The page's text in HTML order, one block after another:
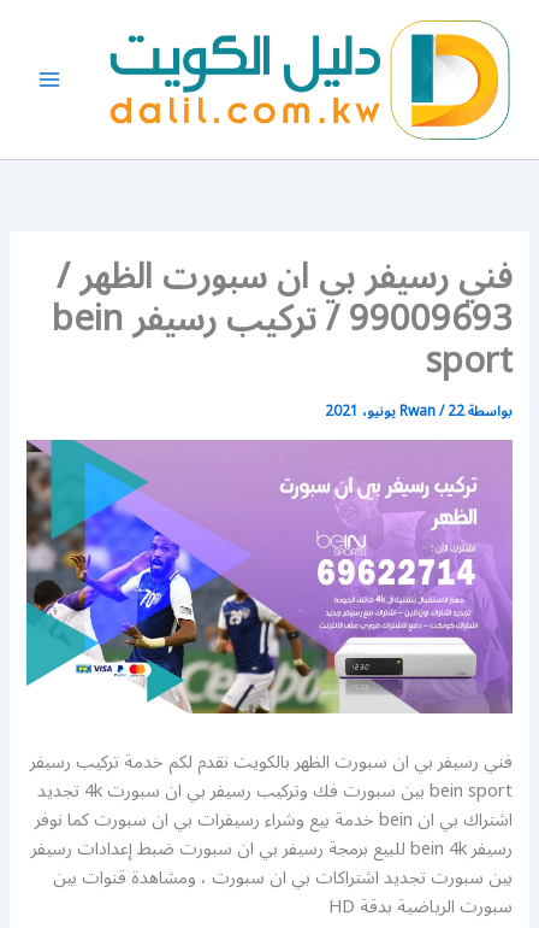
المحتوى
فني رسيفر بي ان سبورت الظهر /
99009693 / تركيب رسيفر bein
sport
بواسطة Rwan/22 يونيو، 2021
فني رسيفر بي ان سبورت الظهر بالكويت نقدم لكم خدمة تركيب رسيفر
bein sport بين سبورت فك وتركيب رسيفر بي ان سبورت 4k تجديد
اشتراك بي ان bein خدمة بيع وشراء رسيفرات بي ان سبورت كما نوفر
رسيفر bein 4k للبيع برمجة رسيفر بي ان سبورت ضبط إعدادات رسيفر
بين سبورت تجديد اشتراكات بي ان سبورت ، ومشاهدة قنوات بين
سبورت الرياضية بدقة HD